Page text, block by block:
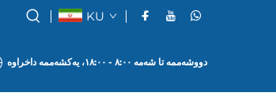
KU
دووشەممە تا شەمە ٨:٠٠ - ١٨:٠٠، یەکشەممە داخراوە